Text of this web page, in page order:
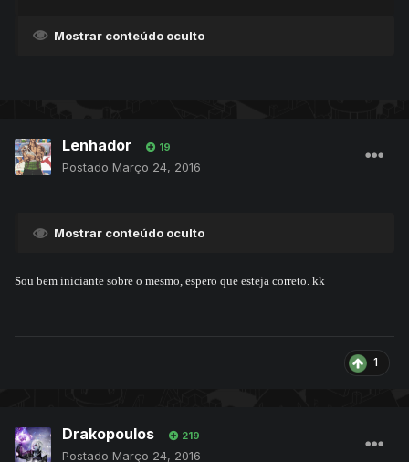
Mostrar conteúdo oculto
Lenhador 19
Postado Março 24, 2016
Mostrar conteúdo oculto
Sou bem iniciante sobre o mesmo, espero que esteja correto. kk
1
Drakopoulos 219
Postado Março 24, 2016